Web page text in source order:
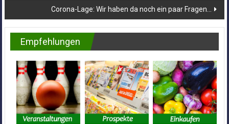
Corona-Lage: Wir haben da noch ein paar Fragen…
Empfehlungen